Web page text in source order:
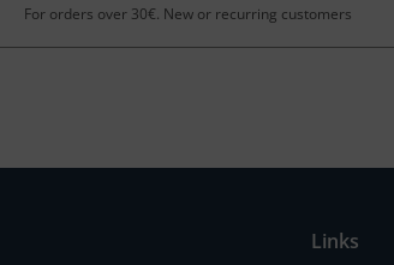
For orders over 30€. New or recurring customers
Links